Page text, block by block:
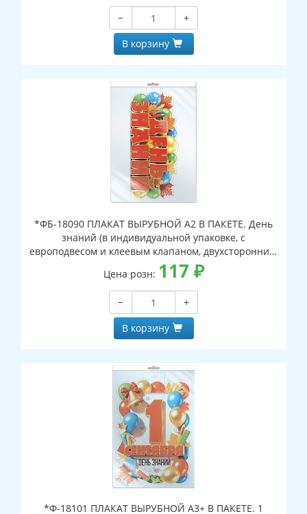
−
+
В корзину
*ФБ-18090 ПЛАКАТ ВЫРУБНОЙ А2 В ПАКЕТЕ. День
знаний (в индивидуальной упаковке, с
европодвесом и клеевым клапаном, двухсторонний,
ВД-лак)
Цена розн: 117 ₽
−
+
В корзину
*Ф-18101 ПЛАКАТ ВЫРУБНОЙ А3+ В ПАКЕТЕ. 1